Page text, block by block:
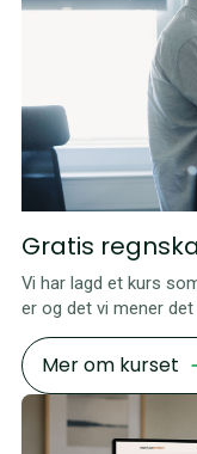
Gratis
Vi har lagd et kurs
er og det vi mener det
Mer om kurset